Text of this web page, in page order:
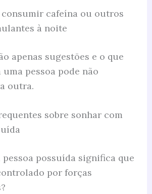
cafeína ou outros
à noite
apenas sugestões e o que
pessoa pode não
outra.
sobre sonhar com
pessoa possuída significa que
por forças